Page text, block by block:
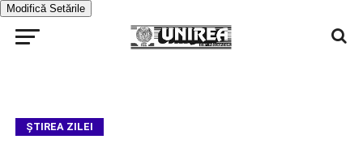
Modifică Setările
ŞTIREA ZILEI